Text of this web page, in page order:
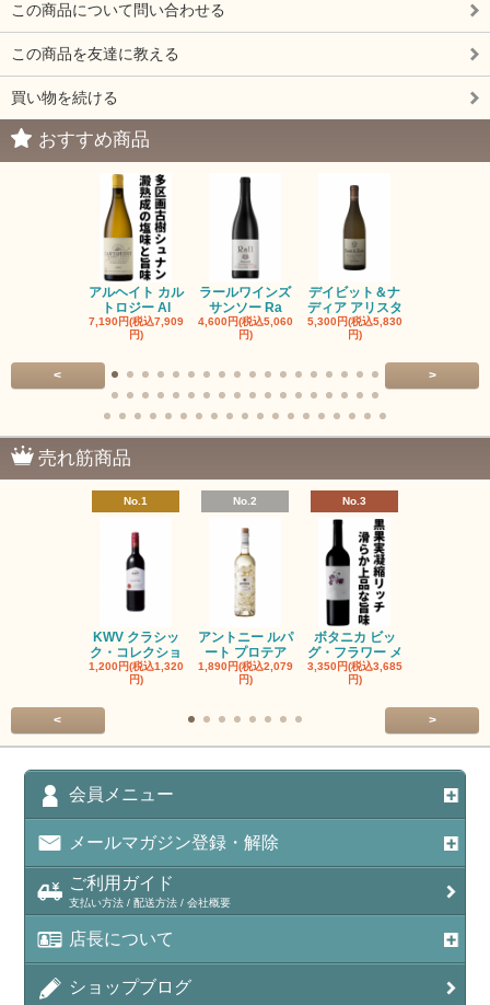
この商品について問い合わせる
この商品を友達に教える
買い物を続ける
おすすめ商品
アルヘイト カル
トロジー Al
7,190円(税込7,909
円)
ラールワインズ
サンソー Ra
4,600円(税込5,060
円)
デイビット＆ナ
ディア アリスタ
5,300円(税込5,830
円)
< >
売れ筋商品
No.1
KWV クラシッ
ク・コレクショ
1,200円(税込1,320
円)
No.2
アントニー ルパ
ート プロテア
1,890円(税込2,079
円)
No.3
ボタニカ ビッ
グ・フラワー メ
3,350円(税込3,685
円)
< >
会員メニュー
メールマガジン登録・解除
ご利用ガイド
支払い方法 / 配送方法 / 会社概要
店長について
ショップブログ